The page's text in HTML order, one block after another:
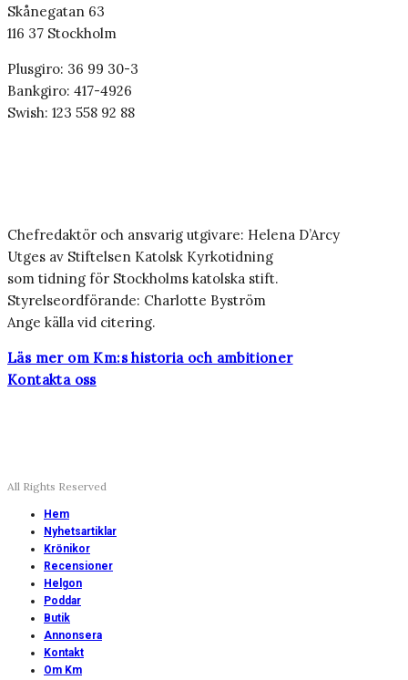
Skånegatan 63
116 37 Stockholm
Plusgiro: 36 99 30-3
Bankgiro: 417-4926
Swish: 123 558 92 88
Chefredaktör och ansvarig utgivare: Helena D’Arcy
Utges av Stiftelsen Katolsk Kyrkotidning
som tidning för Stockholms katolska stift.
Styrelseordförande: Charlotte Byström
Ange källa vid citering.
Läs mer om Km:s historia och ambitioner
Kontakta oss
All Rights Reserved
Hem
Nyhetsartiklar
Krönikor
Recensioner
Helgon
Poddar
Butik
Annonsera
Kontakt
Om Km